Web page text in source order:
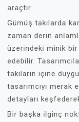
araçtır.
Gümüş takılarda
zaman derin
üzerindeki minik bir
edebilir.
takıların içine
tasarımcıyı
detayları
Bir başka ilginç